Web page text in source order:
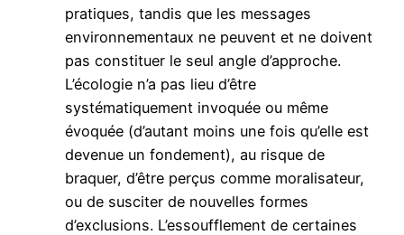
pratiques, tandis que les messages
environnementaux ne peuvent et ne doivent
pas constituer le seul angle d’approche.
L’écologie n’a pas lieu d’être
systématiquement invoquée ou même
évoquée (d’autant moins une fois qu’elle est
devenue un fondement), au risque de
braquer, d’être perçus comme moralisateur,
ou de susciter de nouvelles formes
d’exclusions. L’essoufflement de certaines